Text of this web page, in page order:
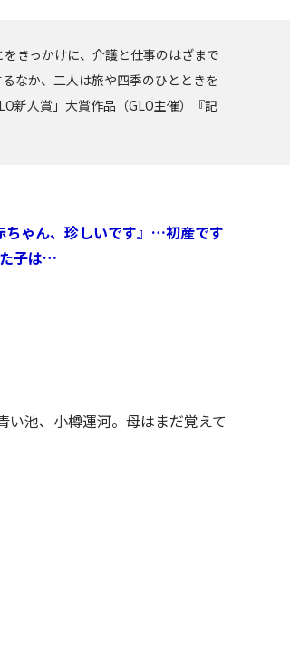
きっかけに、介護と仕事のはざまで
なか、二人は旅や四季のひとときを
新人賞」大賞作品（GLO主催）『記
ちゃん、珍しいです』…初産です
子は…
池、小樽運河。母はまだ覚えて